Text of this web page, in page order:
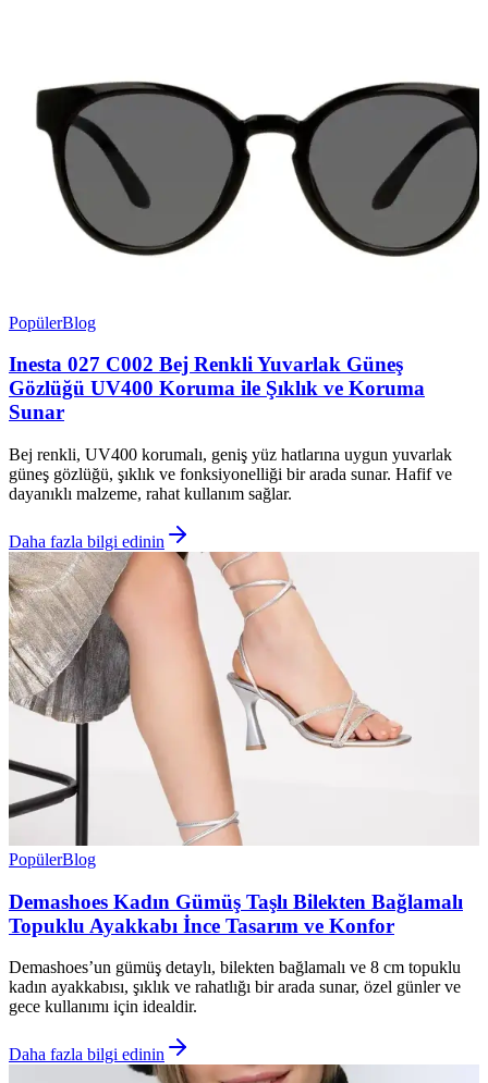
PopülerBlog
Inesta 027 C002 Bej Renkli Yuvarlak Güneş
Gözlüğü UV400 Koruma ile Şıklık ve Koruma
Sunar
Bej renkli, UV400 korumalı, geniş yüz hatlarına uygun yuvarlak
güneş gözlüğü, şıklık ve fonksiyonelliği bir arada sunar. Hafif ve
dayanıklı malzeme, rahat kullanım sağlar.
Daha fazla bilgi edinin
PopülerBlog
Demashoes Kadın Gümüş Taşlı Bilekten Bağlamalı
Topuklu Ayakkabı İnce Tasarım ve Konfor
Demashoes’un gümüş detaylı, bilekten bağlamalı ve 8 cm topuklu
kadın ayakkabısı, şıklık ve rahatlığı bir arada sunar, özel günler ve
gece kullanımı için idealdir.
Daha fazla bilgi edinin